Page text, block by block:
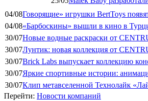
04/08Говорящие» игрушки BertToys
04/08«Барбоскины» вышли в кино в
30/07Новые водные раскраски от
30/07Лунтик: новая коллекция от
30/07Brick Labs выпускает коллекцию
30/07Яркие спортивные истории:
30/07Клип метавселенной Технолайк
Перейти: Новости компаний